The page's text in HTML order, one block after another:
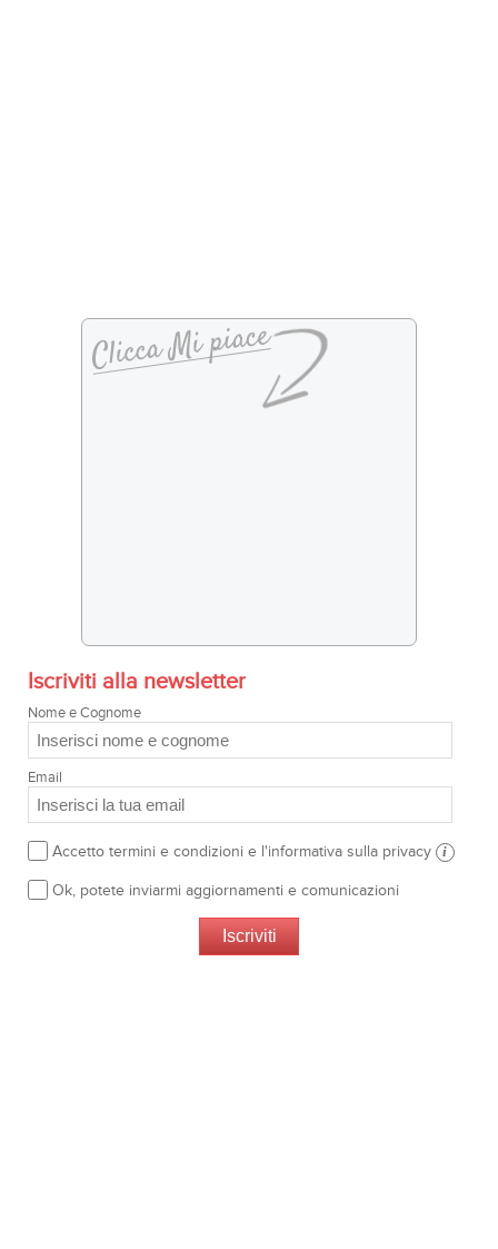
Iscriviti alla newsletter
Nome e Cognome
Email
Accetto termini e condizioni e l'informativa sulla privacy i
Ok, potete inviarmi aggiornamenti e comunicazioni